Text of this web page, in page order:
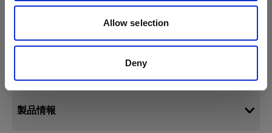
Allow selection
Deny
製品情報